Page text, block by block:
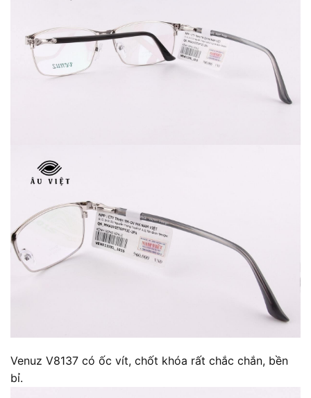
Venuz V8137 có ốc vít, chốt khóa rất chắc chắn, bền
bỉ.